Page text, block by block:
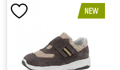
NEW